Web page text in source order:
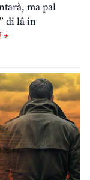
ma pal
di lâ in